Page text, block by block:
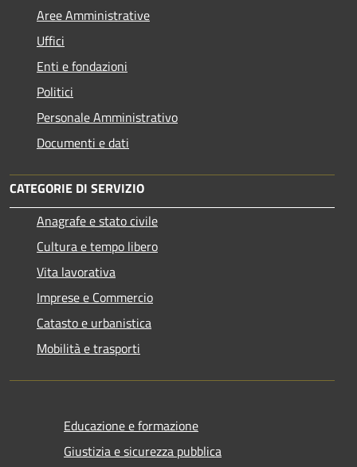
Aree Amministrative
Uffici
Enti e fondazioni
Politici
Personale Amministrativo
Documenti e dati
CATEGORIE DI SERVIZIO
Anagrafe e stato civile
Cultura e tempo libero
Vita lavorativa
Imprese e Commercio
Catasto e urbanistica
Mobilità e trasporti
Educazione e formazione
Giustizia e sicurezza pubblica